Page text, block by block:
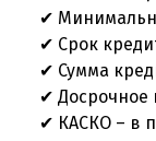
✔
✔ Срок
✔ Сумма
✔ Досрочное
✔ КАСКО – в